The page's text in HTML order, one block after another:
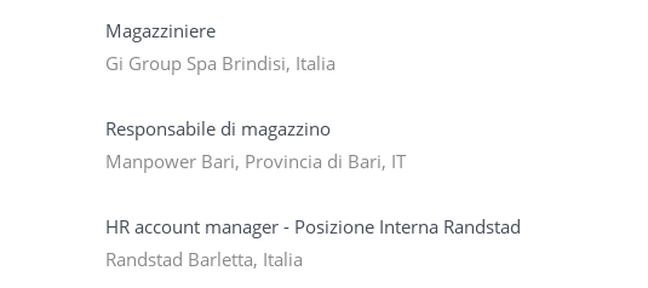
Magazziniere
Gi Group Spa Brindisi, Italia
Responsabile di magazzino
Manpower Bari, Provincia di Bari, IT
HR account manager - Posizione Interna Randstad
Randstad Barletta, Italia